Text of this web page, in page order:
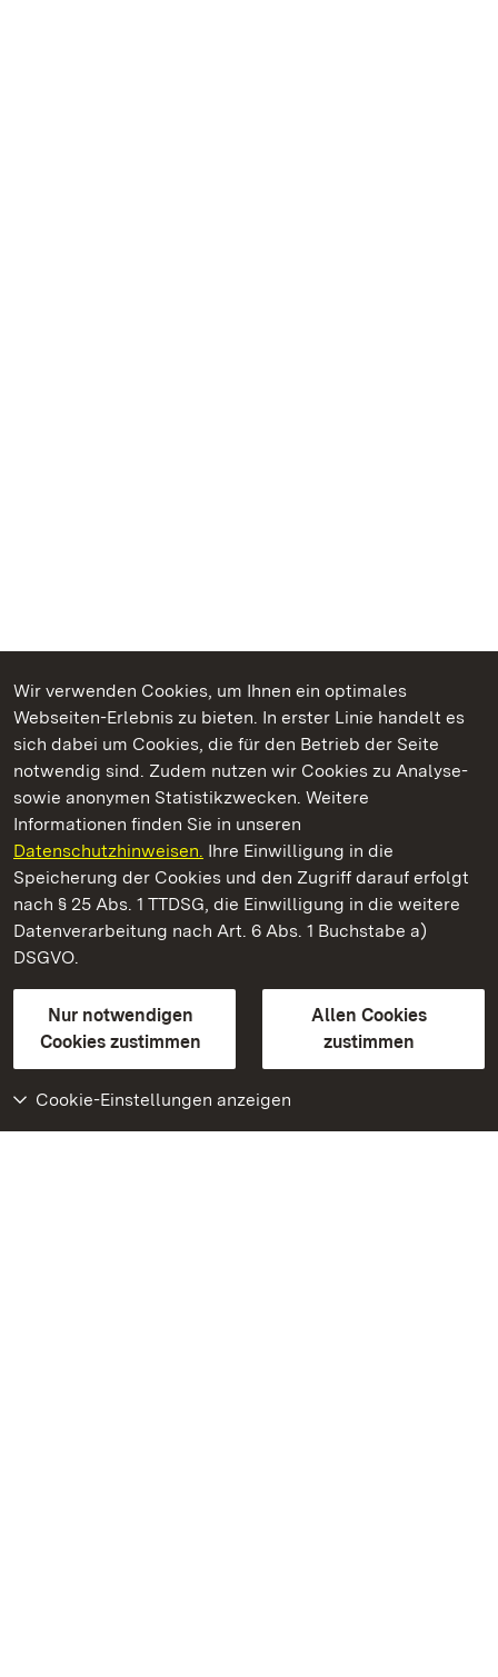
Wir verwenden Cookies, um Ihnen ein optimales
Webseiten-Erlebnis zu bieten. In erster Linie handelt es
sich dabei um Cookies, die für den Betrieb der Seite
notwendig sind. Zudem nutzen wir Cookies zu Analyse-
sowie anonymen Statistikzwecken. Weitere
Informationen finden Sie in unseren
Datenschutzhinweisen. Ihre Einwilligung in die
Speicherung der Cookies und den Zugriff darauf erfolgt
nach § 25 Abs. 1 TTDSG, die Einwilligung in die weitere
Datenverarbeitung nach Art. 6 Abs. 1 Buchstabe a)
DSGVO.
Nur notwendigen
Cookies zustimmen
Allen Cookies
zustimmen
Cookie-Einstellungen anzeigen
Kommen. Staunen. Genießen.
Staatliche Schlösser und Gärten Baden‑Württemberg
Staatliche Schlösser und Gärten Baden-Württemberg
Kontakt
GebärdenspracheLeichte Sprache
Erklärung zur Barrierefreiheit
BITV-konform (geprüfte Seiten)
Weiteres